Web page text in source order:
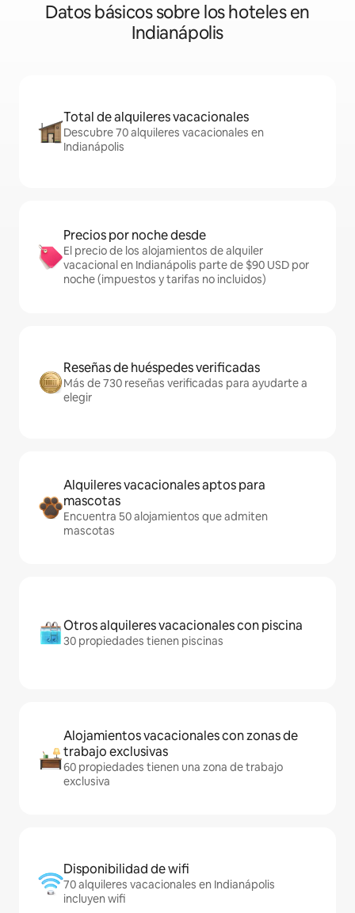
Datos básicos sobre los hoteles en
Indianápolis
Total de alquileres vacacionales
Descubre 70 alquileres vacacionales en
Indianápolis
Precios por noche desde
El precio de los alojamientos de alquiler
vacacional en Indianápolis parte de $90 USD por
noche (impuestos y tarifas no incluidos)
Reseñas de huéspedes verificadas
Más de 730 reseñas verificadas para ayudarte a
elegir
Alquileres vacacionales aptos para
mascotas
Encuentra 50 alojamientos que admiten
mascotas
Otros alquileres vacacionales con piscina
30 propiedades tienen piscinas
Alojamientos vacacionales con zonas de
trabajo exclusivas
60 propiedades tienen una zona de trabajo
exclusiva
Disponibilidad de wifi
70 alquileres vacacionales en Indianápolis
incluyen wifi